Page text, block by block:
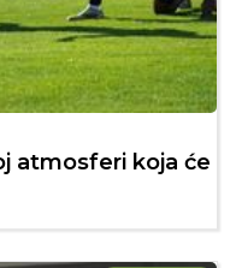
atmosferi koja će